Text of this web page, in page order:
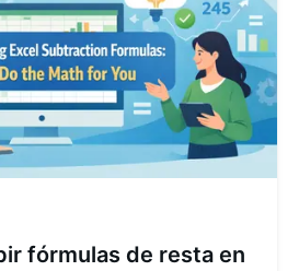
fórmulas de resta en